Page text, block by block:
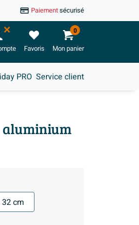
Paiementsécurisé
Favoris Mon panier
0
PRO Service client
aluminium
32 cm